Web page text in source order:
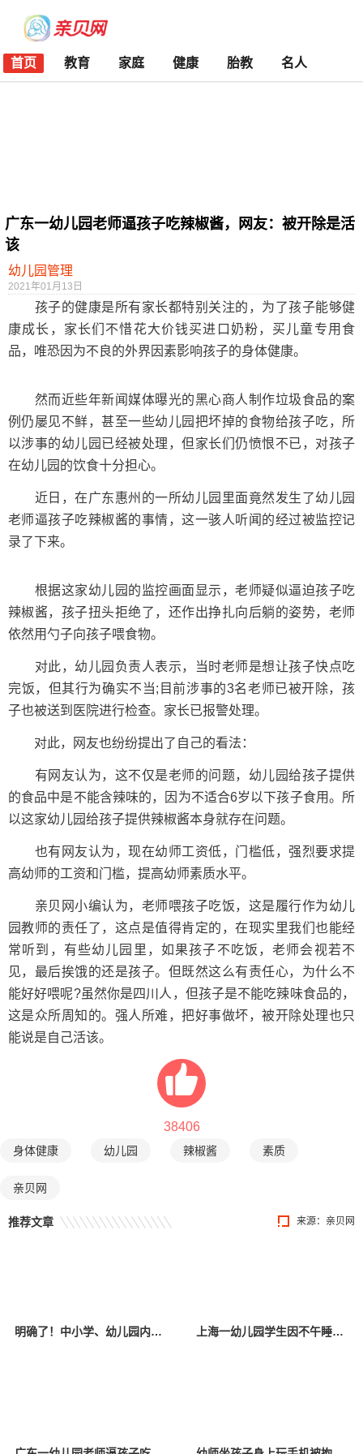
首页 教育 家庭 健康 胎教 名人
广东一幼儿园老师逼孩子吃辣椒酱，网友：被开除是活
该
幼儿园管理
2021年01月13日
孩子的健康是所有家长都特别关注的，为了孩子能够健
康成长，家长们不惜花大价钱买进口奶粉，买儿童专用食
品，唯恐因为不良的外界因素影响孩子的身体健康。
然而近些年新闻媒体曝光的黑心商人制作垃圾食品的案
例仍屡见不鲜，甚至一些幼儿园把坏掉的食物给孩子吃，所
以涉事的幼儿园已经被处理，但家长们仍愤恨不已，对孩子
在幼儿园的饮食十分担心。
近日，在广东惠州的一所幼儿园里面竟然发生了幼儿园
老师逼孩子吃辣椒酱的事情，这一骇人听闻的经过被监控记
录了下来。
根据这家幼儿园的监控画面显示，老师疑似逼迫孩子吃
辣椒酱，孩子扭头拒绝了，还作出挣扎向后躺的姿势，老师
依然用勺子向孩子喂食物。
对此，幼儿园负责人表示，当时老师是想让孩子快点吃
完饭，但其行为确实不当;目前涉事的3名老师已被开除，孩
子也被送到医院进行检查。家长已报警处理。
对此，网友也纷纷提出了自己的看法：
有网友认为，这不仅是老师的问题，幼儿园给孩子提供
的食品中是不能含辣味的，因为不适合6岁以下孩子食用。所
以这家幼儿园给孩子提供辣椒酱本身就存在问题。
也有网友认为，现在幼师工资低，门槛低，强烈要求提
高幼师的工资和门槛，提高幼师素质水平。
亲贝网小编认为，老师喂孩子吃饭，这是履行作为幼儿
园教师的责任了，这点是值得肯定的，在现实里我们也能经
常听到，有些幼儿园里，如果孩子不吃饭，老师会视若不
见，最后挨饿的还是孩子。但既然这么有责任心，为什么不
能好好喂呢?虽然你是四川人，但孩子是不能吃辣味食品的，
这是众所周知的。强人所难，把好事做坏，被开除处理也只
能说是自己活该。
38406
身体健康 幼儿园 辣椒酱 素质
亲贝网
来源： 亲贝网
推荐文章
明确了！中小学、幼儿园内不许设置…… 上海一幼儿园学生因不午睡被老师屡次扎针，网友：这是容嬷嬷？